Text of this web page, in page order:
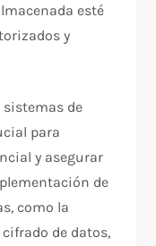
esté
y
sistemas de
para
y asegurar
de
como la
de datos,